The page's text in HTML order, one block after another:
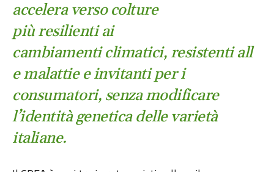
accelera verso colture
più resilienti ai
cambiamenti climatici, resistenti all
e malattie e invitanti per i
consumatori, senza modificare
l’identità genetica delle varietà
italiane.